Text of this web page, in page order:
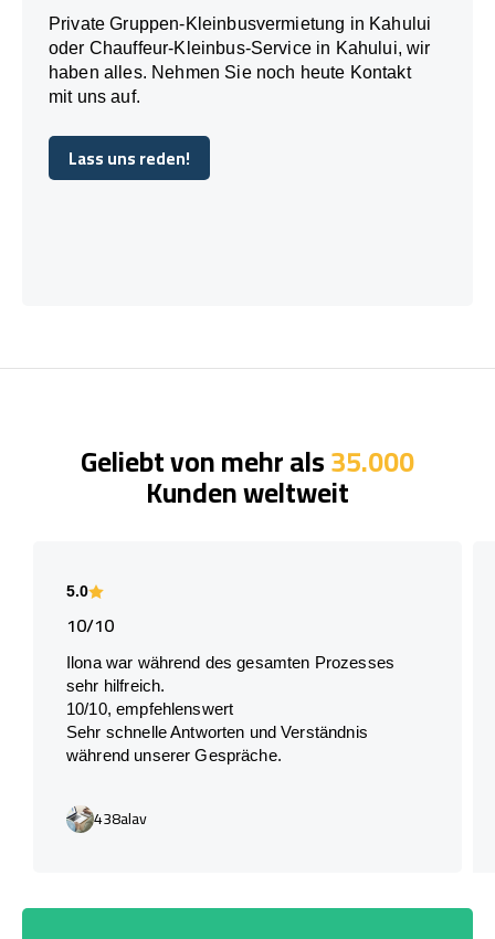
Private Gruppen-Kleinbusvermietung in Kahului
oder Chauffeur-Kleinbus-Service in Kahului, wir
haben alles. Nehmen Sie noch heute Kontakt
mit uns auf.
Lass uns reden!
Lass uns reden!
Geliebt von mehr als35.000
Kunden weltweit
5.0
10/10
Ilona war während des gesamten Prozesses
sehr hilfreich.
10/10, empfehlenswert
Sehr schnelle Antworten und Verständnis
während unserer Gespräche.
438alav